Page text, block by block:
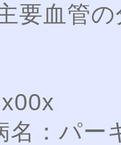
要血管
名：パー